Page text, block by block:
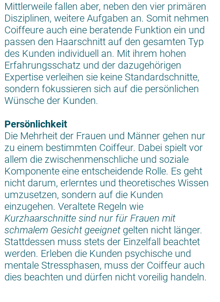
Mittlerweile fallen aber, neben den vier primären
Disziplinen, weitere Aufgaben an. Somit nehmen
Coiffeure auch eine beratende Funktion ein und
passen den Haarschnitt auf den gesamten Typ
des Kunden individuell an. Mit ihrem hohen
Erfahrungsschatz und der dazugehörigen
Expertise verleihen sie keine Standardschnitte,
sondern fokussieren sich auf die persönlichen
Wünsche der Kunden.
Persönlichkeit
Die Mehrheit der Frauen und Männer gehen nur
zu einem bestimmten Coiffeur. Dabei spielt vor
allem die zwischenmenschliche und soziale
Komponente eine entscheidende Rolle. Es geht
nicht darum, erlerntes und theoretisches Wissen
umzusetzen, sondern auf die Kunden
einzugehen. Veraltete Regeln wie
Kurzhaarschnitte sind nur für Frauen mit
schmalem Gesicht geeignetgelten nicht länger.
Stattdessen muss stets der Einzelfall beachtet
werden. Erleben die Kunden psychische und
mentale Stressphasen, muss der Coiffeur auch
dies beachten und dürfen nicht voreilig handeln.